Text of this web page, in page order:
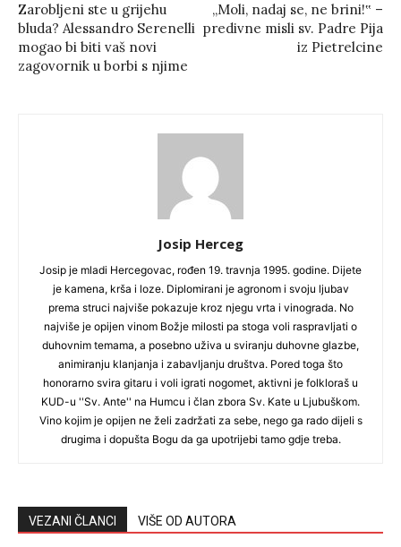
Zarobljeni ste u grijehu
bluda? Alessandro Serenelli
mogao bi biti vaš novi
zagovornik u borbi s njime
„Moli, nadaj se, ne brini!‟ –
predivne misli sv. Padre Pija
iz Pietrelcine
Josip Herceg
Josip je mladi Hercegovac, rođen 19. travnja 1995. godine. Dijete
je kamena, krša i loze. Diplomirani je agronom i svoju ljubav
prema struci najviše pokazuje kroz njegu vrta i vinograda. No
najviše je opijen vinom Božje milosti pa stoga voli raspravljati o
duhovnim temama, a posebno uživa u sviranju duhovne glazbe,
animiranju klanjanja i zabavljanju društva. Pored toga što
honorarno svira gitaru i voli igrati nogomet, aktivni je folkloraš u
KUD-u ''Sv. Ante'' na Humcu i član zbora Sv. Kate u Ljubuškom.
Vino kojim je opijen ne želi zadržati za sebe, nego ga rado dijeli s
drugima i dopušta Bogu da ga upotrijebi tamo gdje treba.
VEZANI ČLANCI VIŠE OD AUTORA